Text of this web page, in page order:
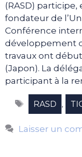
(RASD)
fondateur de
Conférence
développement
travaux ont
(Japon). La
participant à la
Étiquettes
RASD ,
Laisser un